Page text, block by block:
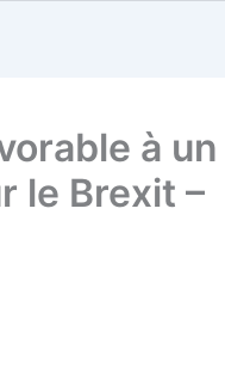
à un
le Brexit –